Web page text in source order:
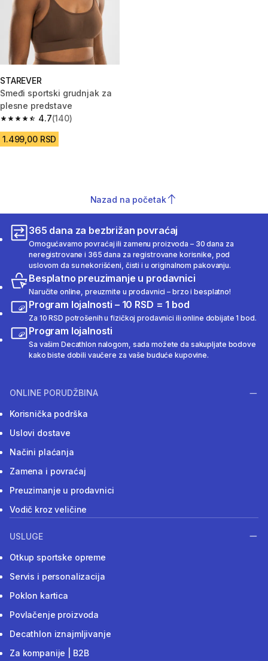
STAREVER
Smeđi sportski grudnjak za
plesne predstave
4.7
4.7 od 5 zvezdica from 140 Recenzije
(140)
1.499,00 RSD
Nazad na početak
365 dana za bezbrižan povraćaj
Omogućavamo povraćaj ili zamenu proizvoda – 30 dana za
neregistrovane i 365 dana za registrovane korisnike, pod
uslovom da su nekorišćeni, čisti i u originalnom pakovanju.
Besplatno preuzimanje u prodavnici
Naručite online, preuzmite u prodavnici – brzo i besplatno!
Program lojalnosti – 10 RSD = 1 bod
Za 10 RSD potrošenih u fizičkoj prodavnici ili online dobijate 1 bod.
Program lojalnosti
Sa vašim Decathlon nalogom, sada možete da sakupljate bodove
kako biste dobili vaučere za vaše buduće kupovine.
ONLINE PORUDŽBINA
Korisnička podrška
Uslovi dostave
Načini plaćanja
Zamena i povraćaj
Preuzimanje u prodavnici
Vodič kroz veličine
USLUGE
Otkup sportske opreme
Servis i personalizacija
Poklon kartica
Povlačenje proizvoda
Decathlon iznajmljivanje
Za kompanije | B2B